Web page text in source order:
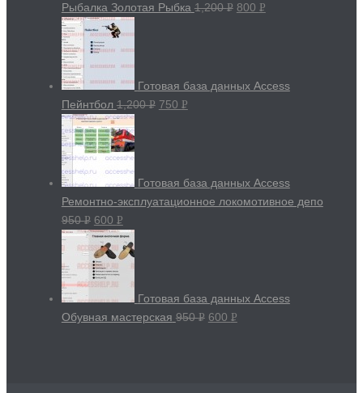
Рыбалка Золотая Рыбка 1,200Р 800 Р
Готовая база данных Access
Пейнтбол 1,200Р 750 Р
Готовая база данных Access
Ремонтно-эксплуатационное локомотивное депо
950Р
УБ.
600 Р
УБ.
Готовая база данных Access
Обувная мастерская 950Р 600 Р